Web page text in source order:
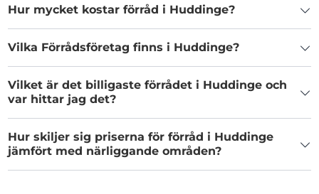
Hur mycket kostar förråd i Huddinge?
Vilka Förrådsföretag finns i Huddinge?
Vilket är det billigaste förrådet i Huddinge och
var hittar jag det?
Hur skiljer sig priserna för förråd i Huddinge
jämfört med närliggande områden?